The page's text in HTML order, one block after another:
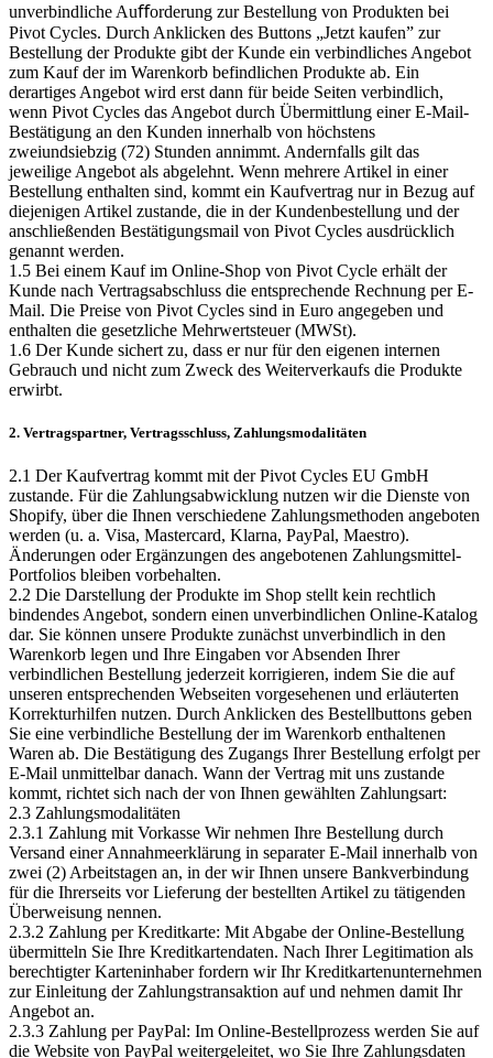
unverbindliche Auﬀorderung zur Bestellung von Produkten bei
Pivot Cycles. Durch Anklicken des Buttons „Jetzt kaufen” zur
Bestellung der Produkte gibt der Kunde ein verbindliches Angebot
zum Kauf der im Warenkorb befindlichen Produkte ab. Ein
derartiges Angebot wird erst dann für beide Seiten verbindlich,
wenn Pivot Cycles das Angebot durch Übermittlung einer E-Mail-
Bestätigung an den Kunden innerhalb von höchstens
zweiundsiebzig (72) Stunden annimmt. Andernfalls gilt das
jeweilige Angebot als abgelehnt. Wenn mehrere Artikel in einer
Bestellung enthalten sind, kommt ein Kaufvertrag nur in Bezug auf
diejenigen Artikel zustande, die in der Kundenbestellung und der
anschließenden Bestätigungsmail von Pivot Cycles ausdrücklich
genannt werden.
1.5 Bei einem Kauf im Online-Shop von Pivot Cycle erhält der
Kunde nach Vertragsabschluss die entsprechende Rechnung per E-
Mail. Die Preise von Pivot Cycles sind in Euro angegeben und
enthalten die gesetzliche Mehrwertsteuer (MWSt).
1.6 Der Kunde sichert zu, dass er nur für den eigenen internen
Gebrauch und nicht zum Zweck des Weiterverkaufs die Produkte
erwirbt.
2. Vertragspartner, Vertragsschluss, Zahlungsmodalitäten
2.1 Der Kaufvertrag kommt mit der Pivot Cycles EU GmbH
zustande. Für die Zahlungsabwicklung nutzen wir die Dienste von
Shopify, über die Ihnen verschiedene Zahlungsmethoden angeboten
werden (u. a. Visa, Mastercard, Klarna, PayPal, Maestro).
Änderungen oder Ergänzungen des angebotenen Zahlungsmittel-
Portfolios bleiben vorbehalten.
2.2 Die Darstellung der Produkte im Shop stellt kein rechtlich
bindendes Angebot, sondern einen unverbindlichen Online-Katalog
dar. Sie können unsere Produkte zunächst unverbindlich in den
Warenkorb legen und Ihre Eingaben vor Absenden Ihrer
verbindlichen Bestellung jederzeit korrigieren, indem Sie die auf
unseren entsprechenden Webseiten vorgesehenen und erläuterten
Korrekturhilfen nutzen. Durch Anklicken des Bestellbuttons geben
Sie eine verbindliche Bestellung der im Warenkorb enthaltenen
Waren ab. Die Bestätigung des Zugangs Ihrer Bestellung erfolgt per
E-Mail unmittelbar danach. Wann der Vertrag mit uns zustande
kommt, richtet sich nach der von Ihnen gewählten Zahlungsart:
2.3 Zahlungsmodalitäten
2.3.1 Zahlung mit Vorkasse Wir nehmen Ihre Bestellung durch
Versand einer Annahmeerklärung in separater E-Mail innerhalb von
zwei (2) Arbeitstagen an, in der wir Ihnen unsere Bankverbindung
für die Ihrerseits vor Lieferung der bestellten Artikel zu tätigenden
Überweisung nennen.
2.3.2 Zahlung per Kreditkarte: Mit Abgabe der Online-Bestellung
übermitteln Sie Ihre Kreditkartendaten. Nach Ihrer Legitimation als
berechtigter Karteninhaber fordern wir Ihr Kreditkartenunternehmen
zur Einleitung der Zahlungstransaktion auf und nehmen damit Ihr
Angebot an.
2.3.3 Zahlung per PayPal: Im Online-Bestellprozess werden Sie auf
die Website von PayPal weitergeleitet, wo Sie Ihre Zahlungsdaten